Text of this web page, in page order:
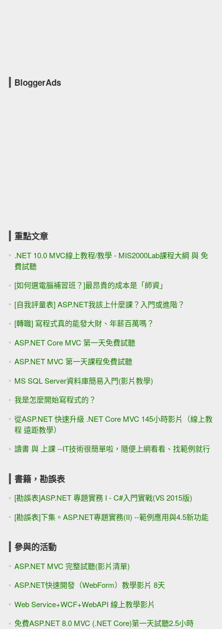
BloggerAds
重點文章
.NET 10.0 MVC線上教程/教學 - MIS2000Lab課程大綱 與 免
費試聽
[如何選電腦補習班？]最昂貴的成本是「師資」
[自我評量表] ASP.NET我該上什麼課？入門或進階？
[轉職] 寫程式真的能發大財、年薪百萬嗎？
ASP.NET Core MVC 第一天免費試聽
ASP.NET MVC 第一天課程免費試聽
MS SQL Server資料庫簡易入門(影片教學)
我是怎麼開始寫程式的？
從ASP.NET 快速升級 .NET Core MVC 145小時影片（線上教
程 遠距教學）
讀書 與 上課 --IT技術很簡單啦，隨便上網看看、找範例就行
書籍，勘誤表
[勘誤表]ASP.NET 專題實務 I - C#入門實戰(VS 2015版)
[勘誤表]下集。ASP.NET專題實務(II) --範例應用與4.5新功能
參與的活動
ASP.NET MVC 完整試聽(影片清單)
ASP.NET快速開發（WebForm）教學影片 8天
Web Service+WCF+WebAPI 線上教學影片
免費ASP.NET 8.0 MVC (.NET Core)第一天試聽2.5小時